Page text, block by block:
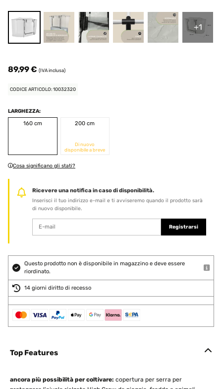
+1
89,99 € (IVA inclusa)
CODICE ARTICOLO: 10032320
LARGHEZZA:
160 cm
200 cm
Di nuovo
disponibile a breve
Cosa significano gli stati?
Ricevere una notifica in caso di disponibilità.
Inserisci il tuo indirizzo e-mail e ti avviseremo quando il prodotto sarà
di nuovo disponibile.
Registrarsi
Questo prodotto non è disponibile in magazzino e deve essere
riordinato.
14 giorni diritto di recesso
Top Features
ancora più possibilità per coltivare: copertura per serra per